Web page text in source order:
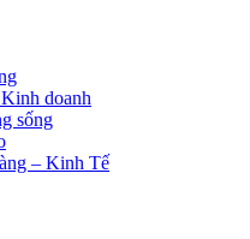
doanh
sống
– Kinh Tế